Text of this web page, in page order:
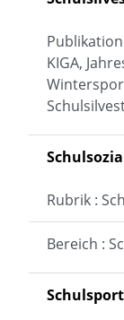
KIGA,
Rubrik :
Bereich :
Schulsport